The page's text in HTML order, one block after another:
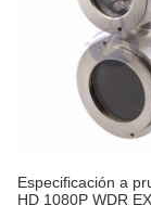
Especificación a
HD 1080P WDR